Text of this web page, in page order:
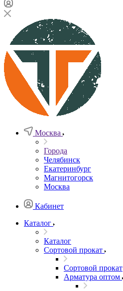
Москва
Города
Челябинск
Екатеринбург
Магнитогорск
Москва
Кабинет
Каталог
Каталог
Сортовой прокат
Сортовой прокат
Арматура оптом